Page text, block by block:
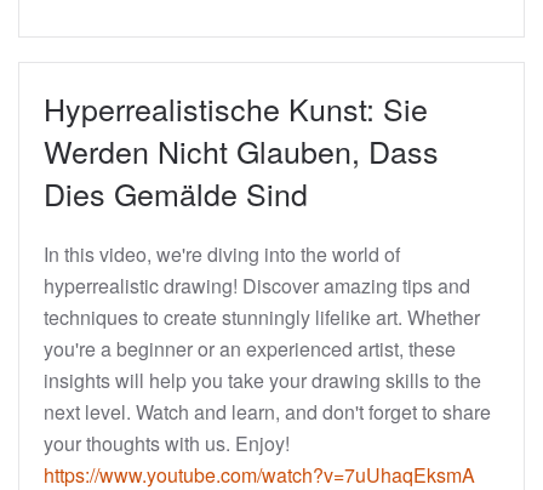
Hyperrealistische Kunst: Sie
Werden Nicht Glauben, Dass
Dies Gemälde Sind
In this video, we're diving into the world of
hyperrealistic drawing! Discover amazing tips and
techniques to create stunningly lifelike art. Whether
you're a beginner or an experienced artist, these
insights will help you take your drawing skills to the
next level. Watch and learn, and don't forget to share
your thoughts with us. Enjoy!
https://www.youtube.com/watch?v=7uUhaqEksmA